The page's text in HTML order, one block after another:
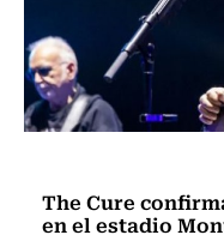
The Cure
en el estadio